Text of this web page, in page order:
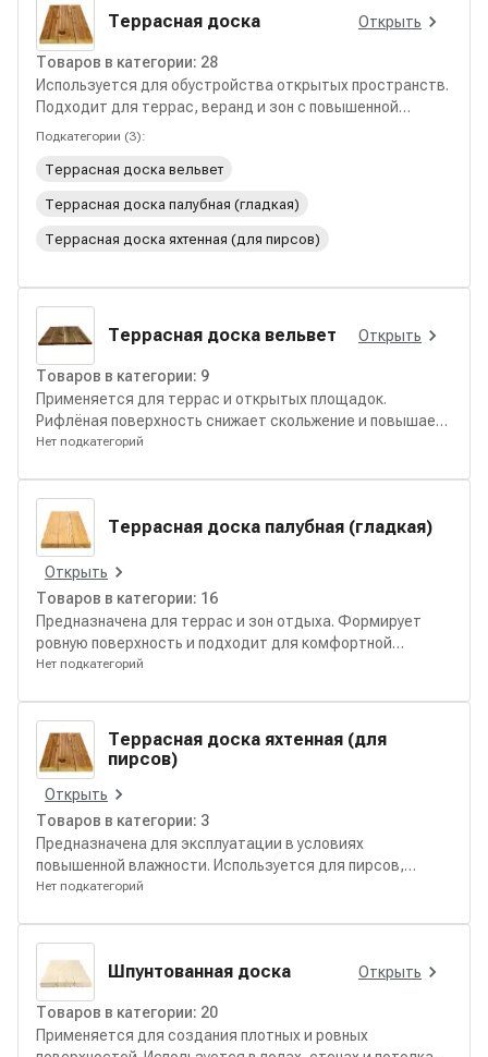
Террасная доска Открыть
Товаров в категории: 28
Используется для обустройства открытых пространств.
Подходит для террас, веранд и зон с повышенной
нагрузкой и воздействием влаги.
Подкатегории (3):
Террасная доска вельвет
Террасная доска палубная (гладкая)
Террасная доска яхтенная (для пирсов)
Террасная доска вельвет Открыть
Товаров в категории: 9
Применяется для террас и открытых площадок.
Рифлёная поверхность снижает скольжение и повышает
комфорт эксплуатации.
Нет подкатегорий
Террасная доска палубная (гладкая)
Открыть
Товаров в категории: 16
Предназначена для террас и зон отдыха. Формирует
ровную поверхность и подходит для комфортной
эксплуатации на открытом воздухе.
Нет подкатегорий
Террасная доска яхтенная (для
пирсов)
Открыть
Товаров в категории: 3
Предназначена для эксплуатации в условиях
повышенной влажности. Используется для пирсов,
настилов и прибрежных конструкций.
Нет подкатегорий
Шпунтованная доска Открыть
Товаров в категории: 20
Применяется для создания плотных и ровных